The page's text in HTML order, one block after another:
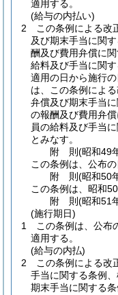
適用する。
(給与の内払い)
2
この条例による改
及び期末手当に関
酬及び費用弁償に
給料及び手当に関
適用の日から施行
は、この条例によ
弁償及び期末手当
の報酬及び費用弁
員の給料及び手当
とみなす。
附 則(昭和49
この条例は、公布の
附 則(昭和50
この条例は、昭和
附 則(昭和51
(施行期日)
1
この条例は、公布
適用する。
(給与の内払)
2
この条例による改
手当に関する条例
期末手当に関する